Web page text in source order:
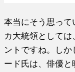
本当にそう思って
カ大統領として
ントですね。し
ード氏は、俳優